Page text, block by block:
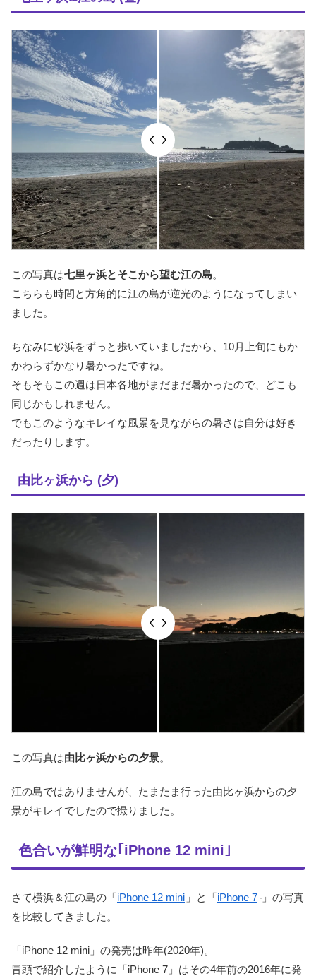
この写真は七里ヶ浜とそこから望む江の島。
こちらも時間と方角的に江の島が逆光のようになってしまい
ました。
ちなみに砂浜をずっと歩いていましたから、10月上旬にもか
かわらずかなり暑かったですね。
そもそもこの週は日本各地がまだまだ暑かったので、どこも
同じかもしれません。
でもこのようなキレイな風景を見ながらの暑さは自分は好き
だったりします。
由比ヶ浜から (夕)
この写真は由比ヶ浜からの夕景。
江の島ではありませんが、たまたま行った由比ヶ浜からの夕
景がキレイでしたので撮りました。
色合いが鮮明な｢iPhone 12 mini｣
さて横浜＆江の島の「iPhone 12 mini 」と「iPhone 7
」の写真
を比較してきました。
「iPhone 12 mini」の発売は昨年(2020年)。
冒頭で紹介したように「iPhone 7」はその4年前の2016年に発